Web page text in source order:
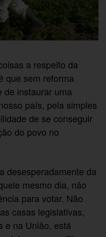
a respeito da
que sem reforma
de instaurar uma
país, pela simples
de se conseguir
do povo no
desesperadamente da
mesmo dia, não
para votar. Não
casas legislativas,
e na União, está